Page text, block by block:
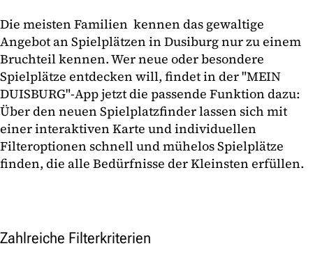
Die meisten Familien kennen das gewaltige
Angebot an Spielplätzen in Dusiburg nur zu einem
Bruchteil kennen. Wer neue oder besondere
Spielplätze entdecken will, findet in der "MEIN
DUISBURG"-App jetzt die passende Funktion dazu:
Über den neuen Spielplatzfinder lassen sich mit
einer interaktiven Karte und individuellen
Filteroptionen schnell und mühelos Spielplätze
finden, die alle Bedürfnisse der Kleinsten erfüllen.
Zahlreiche Filterkriterien